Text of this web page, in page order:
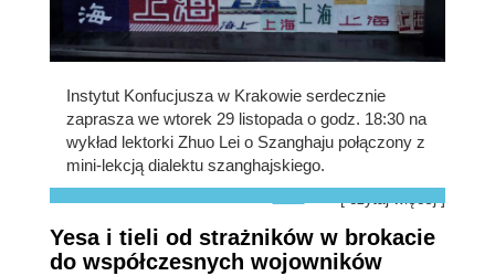
Instytut Konfucjusza w Krakowie serdecznie
zaprasza we wtorek 29 listopada o godz. 18:30 na
wykład lektorki Zhuo Lei o Szanghaju połączony z
mini-lekcją dialektu szanghajskiego.
[ czytaj więcej ]
Yesa i tieli od strażników w brokacie
do współczesnych wojowników